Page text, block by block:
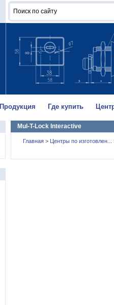
Продукция Где купить
Mul-T-Lock Interactive
Главная > Центры по изготовлен...